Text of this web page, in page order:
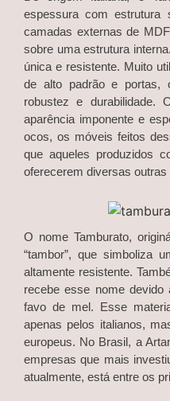
espessura com estrutura
camadas externas de
sobre uma estrutura
única e resistente. Muito
de alto padrão e portas,
robustez e durabilidade.
aparência imponente e
ocos, os móveis feitos
que aqueles produzidos
oferecerem diversas outras
O nome Tamburato,
“tambor”, que simboliza
altamente resistente.
recebe esse nome
favo de mel. Esse
apenas pelos italianos,
europeus. No Brasil, a
empresas que mais
atualmente, está entre os